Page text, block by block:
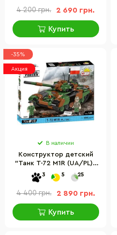
4 200 грн. 2 690 грн.
Купить
-35%
Акция
В наличии
Конструктор детский
"Танк Т-72 M1R (UA/PL)"
COBI COBI-2624, 724
детали
3 5 25
4 400 грн. 2 890 грн.
Купить